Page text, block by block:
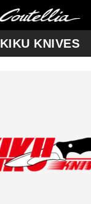
KIKU KNIVES